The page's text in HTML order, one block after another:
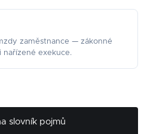
zaměstnance — zákonné
nařízené exekuce.
slovník pojmů